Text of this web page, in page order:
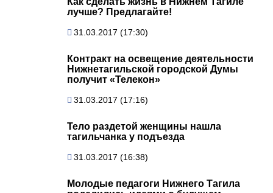
лучше? Предлагайте!
31.03.2017 (17:30)
Контракт на освещение деятельности
Нижнетагильской городской Думы
получит «Телекон»
31.03.2017 (17:16)
Тело раздетой женщины нашла
тагильчанка у подъезда
31.03.2017 (16:38)
Молодые педагоги Нижнего Тагила